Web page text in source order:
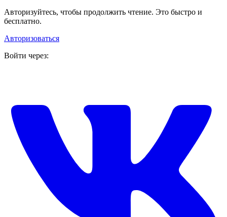
Авторизуйтесь, чтобы продолжить чтение. Это быстро и
бесплатно.
Авторизоваться
Войти через: